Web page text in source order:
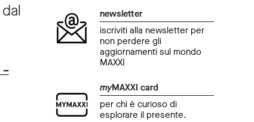
–
newsletter
iscriviti alla newsletter per
non perdere gli
aggiornamenti sul mondo
MAXXI
myMAXXI card
per chi è curioso di
esplorare il presente.